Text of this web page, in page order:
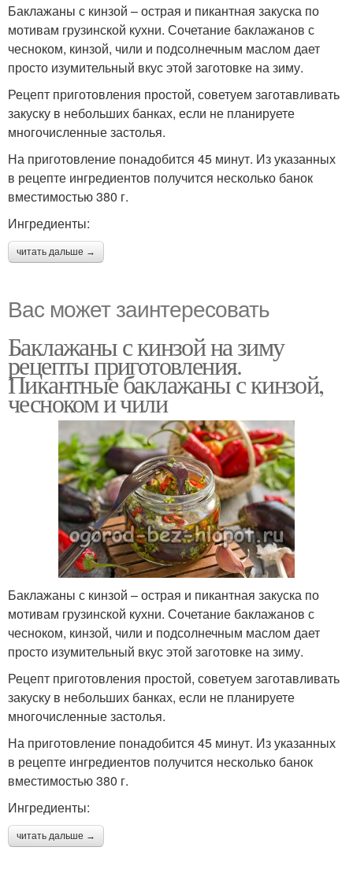
Баклажаны с кинзой – острая и пикантная закуска по
мотивам грузинской кухни. Сочетание баклажанов с
чесноком, кинзой, чили и подсолнечным маслом дает
просто изумительный вкус этой заготовке на зиму.
Рецепт приготовления простой, советуем заготавливать
закуску в небольших банках, если не планируете
многочисленные застолья.
На приготовление понадобится 45 минут. Из указанных
в рецепте ингредиентов получится несколько банок
вместимостью 380 г.
Ингредиенты:
читать дальше →
Вас может заинтересовать
Баклажаны с кинзой на зиму
рецепты приготовления.
Пикантные баклажаны с кинзой,
чесноком и чили
Баклажаны с кинзой – острая и пикантная закуска по
мотивам грузинской кухни. Сочетание баклажанов с
чесноком, кинзой, чили и подсолнечным маслом дает
просто изумительный вкус этой заготовке на зиму.
Рецепт приготовления простой, советуем заготавливать
закуску в небольших банках, если не планируете
многочисленные застолья.
На приготовление понадобится 45 минут. Из указанных
в рецепте ингредиентов получится несколько банок
вместимостью 380 г.
Ингредиенты:
читать дальше →